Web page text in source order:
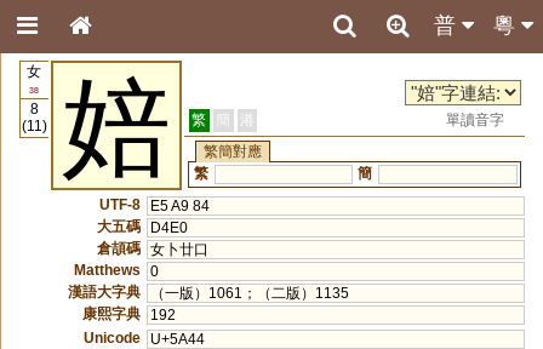
粵
普
女
38
8
(11)
婄 繁 簡 港
單讀音字
繁簡對應
繁
簡
UTF-8
E5 A9 84
大五碼
D4E0
倉頡碼 女卜廿口
Matthews
0
漢語大字典
（一版）1061；（二版）1135
康熙字典
192
Unicode
U+5A44